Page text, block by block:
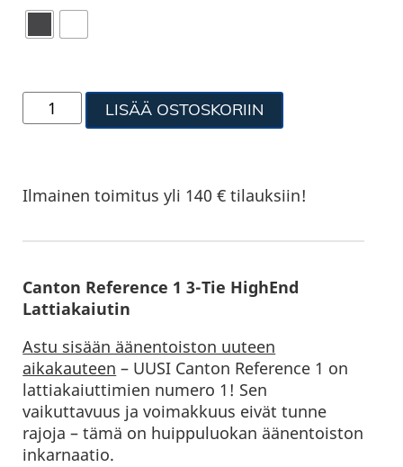
LISÄÄ OSTOSKORIIN
Ilmainen toimitus yli 140 € tilauksiin!
Canton Reference 1 3-Tie HighEnd
Lattiakaiutin
Astu sisään äänentoiston uuteen
aikakauteen – UUSI Canton Reference 1 on
lattiakaiuttimien numero 1! Sen
vaikuttavuus ja voimakkuus eivät tunne
rajoja – tämä on huippuluokan äänentoiston
inkarnaatio.